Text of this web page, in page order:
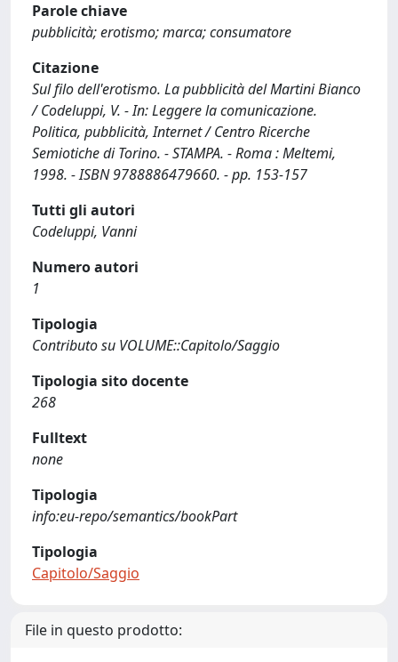
Parole chiave
pubblicità; erotismo; marca; consumatore
Citazione
Sul filo dell'erotismo. La pubblicità del Martini Bianco
/ Codeluppi, V. - In: Leggere la comunicazione.
Politica, pubblicità, Internet / Centro Ricerche
Semiotiche di Torino. - STAMPA. - Roma : Meltemi,
1998. - ISBN 9788886479660. - pp. 153-157
Tutti gli autori
Codeluppi, Vanni
Numero autori
1
Tipologia
Contributo su VOLUME::Capitolo/Saggio
Tipologia sito docente
268
Fulltext
none
Tipologia
info:eu-repo/semantics/bookPart
Tipologia
Capitolo/Saggio
File in questo prodotto: